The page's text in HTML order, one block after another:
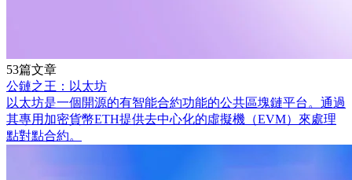
53篇文章
公鏈之王：以太坊
以太坊是一個開源的有智能合約功能的公共區塊鏈平台。通過
其專用加密貨幣ETH提供去中心化的虛擬機（EVM）來處理
點對點合約。